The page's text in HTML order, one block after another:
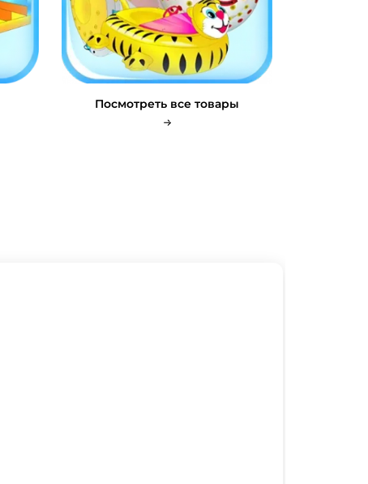
Посмотреть все товары